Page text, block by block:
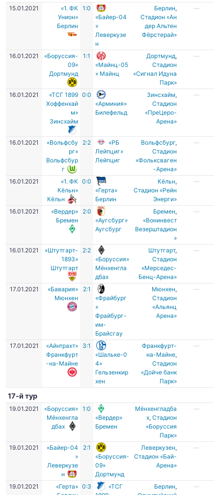
15.01.2021
«1. ФК
Унион»
Берлин
1:0
«Байер-04
»
Леверкузе
н
Берлин,
Стадион «Ан
дер Альтен
Фёрстерай»
—
16.01.2021
«Боруссия-
09»
Дортмунд
1:1
«Майнц-05
» Майнц
Дортмунд,
Стадион
«Сигнал Идуна
Парк»
—
16.01.2021
«ТСГ 1899
Хоффенхай
м»
Зинсхайм
0:0
«Арминия»
Билефельд
Зинсхайм,
Стадион
«ПреЦеро-
Арена»
—
16.01.2021
«Вольфсбу
рг»
Вольфсбур
г
2:2
«РБ
Лейпциг»
Лейпциг
Вольфсбург,
Стадион
«Фольксваген
-Арена»
—
16.01.2021
«1. ФК
Кёльн»
Кёльн
0:0
«Герта»
Берлин
Кёльн,
Стадион «Рейн
Энерги»
—
16.01.2021
«Вердер»
Бремен
2:0
«Аугсбург»
Аугсбург
Бремен,
«Вонинвест
Везерштадион
»
—
16.01.2021
«Штутгарт-
1893»
Штутгарт
2:2
«Боруссия»
Мёнхенгла
дбах
Штутгарт,
Стадион
«Мерседес-
Бенц-Арена»
—
17.01.2021
«Бавария»
Мюнхен
2:1
«Фрайбург
»
Фрайбург-
им-
Брайсгау
Мюнхен,
Стадион
«Альянц
Арена»
—
17.01.2021
«Айнтрахт»
Франкфурт
-на-Майне
3:1
«Шальке-0
4»
Гельзенкир
хен
Франкфурт-
на-Майне,
Стадион
«Дойче банк
Парк»
—
17-й тур
19.01.2021
«Боруссия»
Мёнхенгла
дбах
1:0
«Вердер»
Бремен
Мёнхенгладба
х,Стадион
«Боруссия
Парк»
—
19.01.2021
«Байер-04
»
Леверкузе
н
2:1
«Боруссия-
09»
Дортмунд
Леверкузен,
Стадион «Бай-
Арена»
—
19.01.2021
«Герта» 0:3
«ТСГ
Берлин,
—